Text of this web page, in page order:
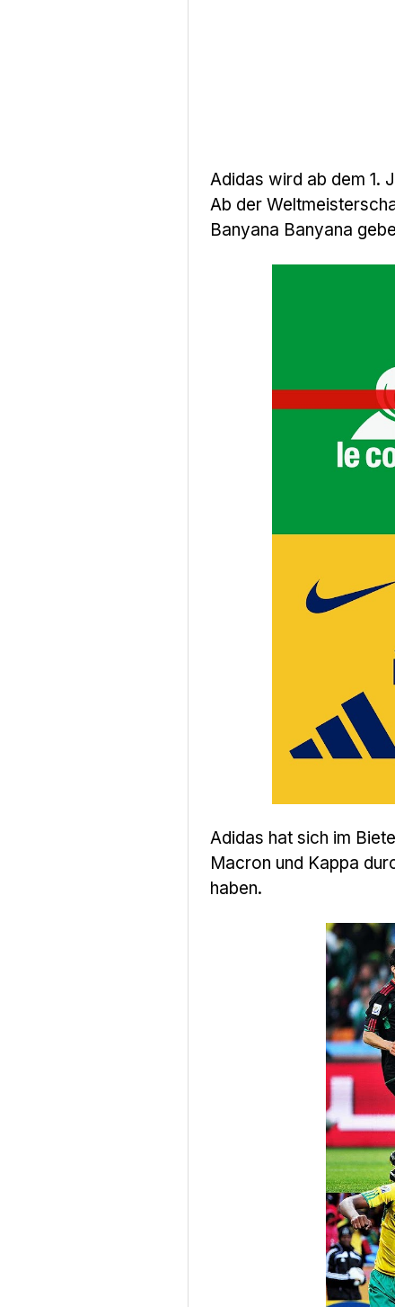
Adidas wird ab dem 1.
Ab der
Banyana Banyana
Adidas hat sich im
Macron und Kappa
haben.